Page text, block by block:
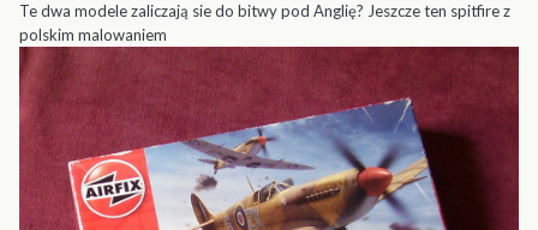
Te dwa modele zaliczają sie do bitwy pod Anglię? Jeszcze ten spitfire z
polskim malowaniem